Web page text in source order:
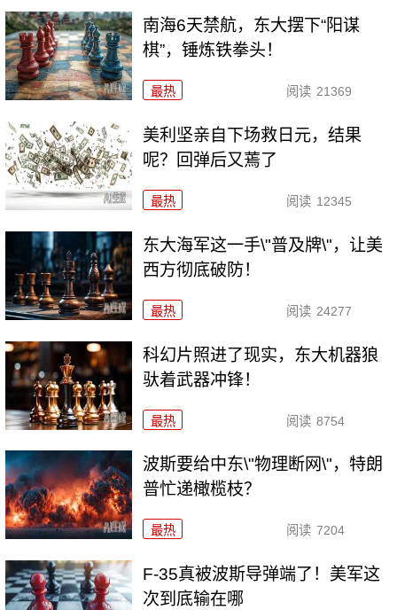
南海6天禁航，东大摆下“阳谋
棋”，锤炼铁拳头！
最热 阅读 21369
美利坚亲自下场救日元，结果
呢？回弹后又蔫了
最热 阅读 12345
东大海军这一手\"普及牌\"，让美
西方彻底破防！
最热 阅读 24277
科幻片照进了现实，东大机器狼
驮着武器冲锋！
最热 阅读 8754
波斯要给中东\"物理断网\"，特朗
普忙递橄榄枝？
最热 阅读 7204
F-35真被波斯导弹端了！美军这
次到底输在哪